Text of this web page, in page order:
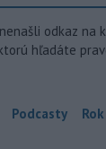
odkaz na
hľadáte
Podcasty